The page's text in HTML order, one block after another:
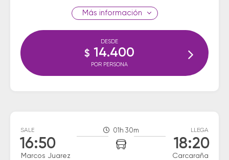
información
DESDE
$ 14.400
POR PERSONA
SALE
16:50
Marcos Juarez
01h 30m LLEGA
18:20
Carcaraña